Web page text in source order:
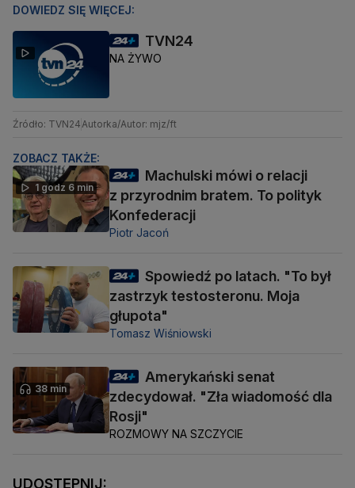
DOWIEDZ SIĘ WIĘCEJ:
TVN24
NA ŻYWO
Źródło: TVN24 Autorka/Autor: mjz/ft
ZOBACZ TAKŻE:
1 godz 6 min
Machulski mówi o relacji
z przyrodnim bratem. To polityk
Konfederacji
Piotr Jacoń
Spowiedź po latach. "To był
zastrzyk testosteronu. Moja
głupota"
Tomasz Wiśniowski
38 min
Amerykański senat
zdecydował. "Zła wiadomość dla
Rosji"
ROZMOWY NA SZCZYCIE
UDOSTĘPNIJ: